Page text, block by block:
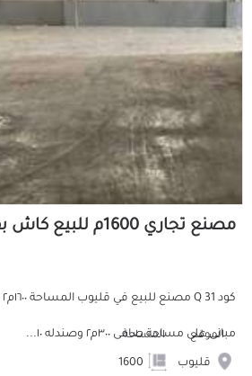
مصنع تجاري 1600م للبيع كاش بقليوب القليوبية
مبانى على مساحة صافى ٣٠٠م٢ وصندله ١٠...
الموقع
قليوب
المساحة